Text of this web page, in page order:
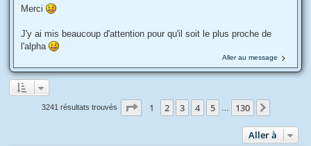
Merci
J'y ai mis beaucoup d'attention pour qu'il soit le plus proche de
l'alpha
Aller au message
3241 résultats trouvés Page 1sur130
1 2 3 4 5 130
Aller à